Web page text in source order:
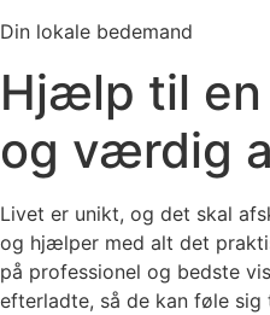
Din lokale bedemand
Hjælp til
og værdig
Livet er unikt, og det skal
og hjælper med alt det
på professionel og bedste
efterladte, så de kan føle